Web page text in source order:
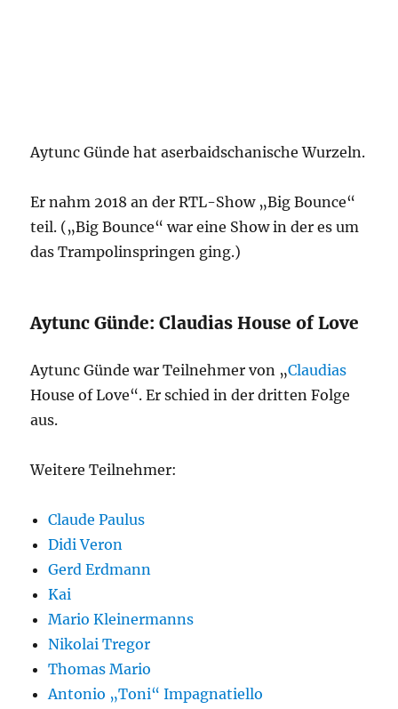
Aytunc Günde hat aserbaidschanische Wurzeln.
Er nahm 2018 an der RTL-Show „Big Bounce“
teil. („Big Bounce“ war eine Show in der es um
das Trampolinspringen ging.)
Aytunc Günde: Claudias House of Love
Aytunc Günde war Teilnehmer von „Claudias
House of Love“. Er schied in der dritten Folge
aus.
Weitere Teilnehmer:
Claude Paulus
Didi Veron
Gerd Erdmann
Kai
Mario Kleinermanns
Nikolai Tregor
Thomas Mario
Antonio „Toni“ Impagnatiello